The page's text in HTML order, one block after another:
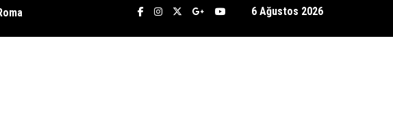
Gizli
DEDEKTİFLİK BÜROSU ASENA AŞKINDA KANİ KUDU’NUN PEŞİNE DÜŞTÜ!
6 Ağustos 2026